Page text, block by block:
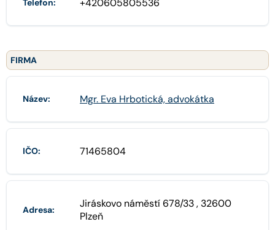
Telefon:
FIRMA
Název: Mgr. Eva Hrbotická, advokátka
IČO: 71465804
Adresa:
Jiráskovo náměstí 678/33 , 32600
Plzeň